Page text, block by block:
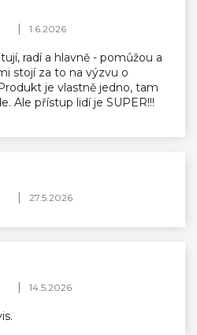
je 5 z 5 hvězdiček.
| 1.6.2026
radí a hlavně - pomůžou a
stojí za to na výzvu o
je vlastně jedno, tam
Ale přístup lidí je SUPER!!!
je 5 z 5 hvězdiček.
| 27.5.2026
je 5 z 5 hvězdiček.
| 14.5.2026